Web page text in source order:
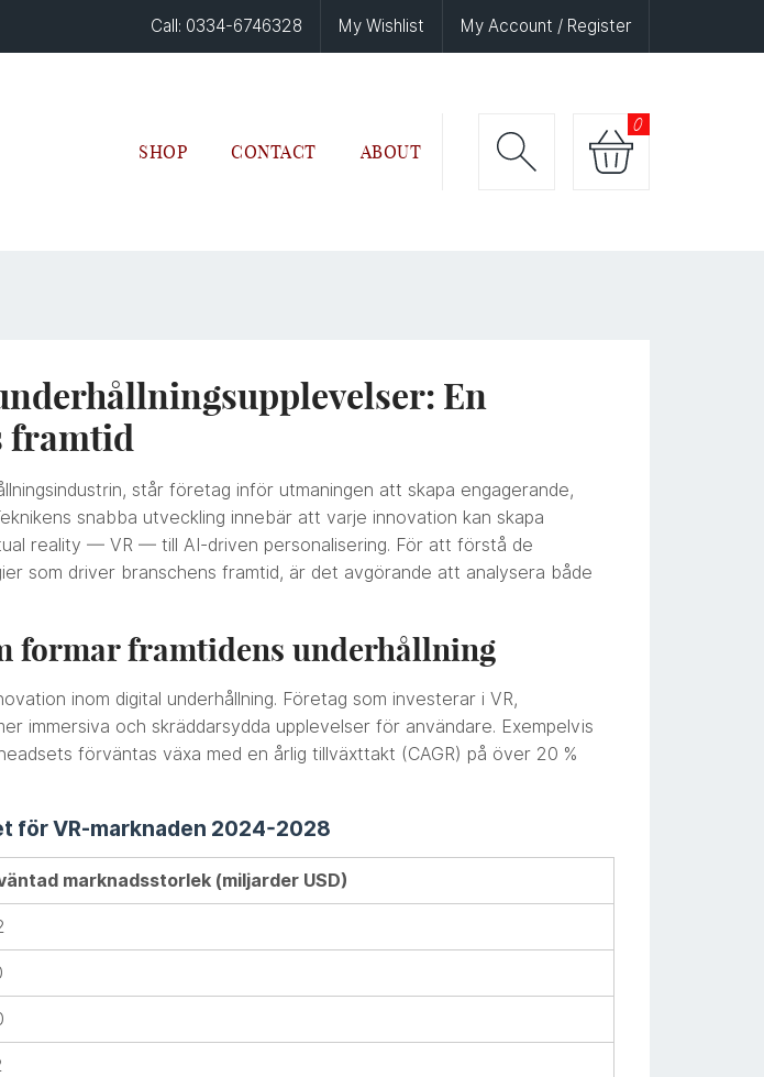
Call: 0334-6746328 My Wishlist My Account / Register
SHOP CONTACT ABOUT
0
En
framtid
står företag inför utmaningen att skapa engagerande,
snabba utveckling innebär att varje innovation kan skapa
reality — VR — till AI-driven personalisering. För att förstå de
som driver branschens framtid, är det avgörande att analysera både
formar framtidens underhållning
inom digital underhållning. Företag som investerar i VR,
immersiva och skräddarsydda upplevelser för användare. Exempelvis
förväntas växa med en årlig tillväxttakt (CAGR) på över 20 %
för VR-marknaden 2024-2028
marknadsstorlek (miljarder USD)